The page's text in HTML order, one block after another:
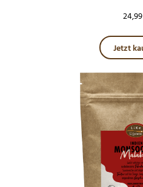
24,99
Jetzt